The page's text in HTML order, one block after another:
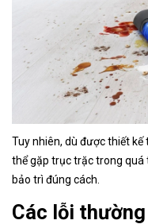
Tuy nhiên, dù được thiết kế
thể gặp trục trặc trong quá
bảo trì đúng cách.
Các lỗi